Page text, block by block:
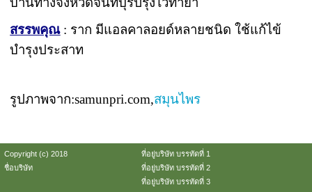
สรรพคุณ: ราก มีแอลคาลอยด์หลายชนิด ใช้แก้ไข้
บำรุงประสาท
รูปภาพจาก:samunpri.com,สมุนไพร
Copyright (c) 2018
ที่อยู่บริษัท บรรทัดที่ 1
ชื่อบริษัท
ที่อยู่บริษัท บรรทัดที่ 2
ที่อยู่บริษัท บรรทัดที่ 3